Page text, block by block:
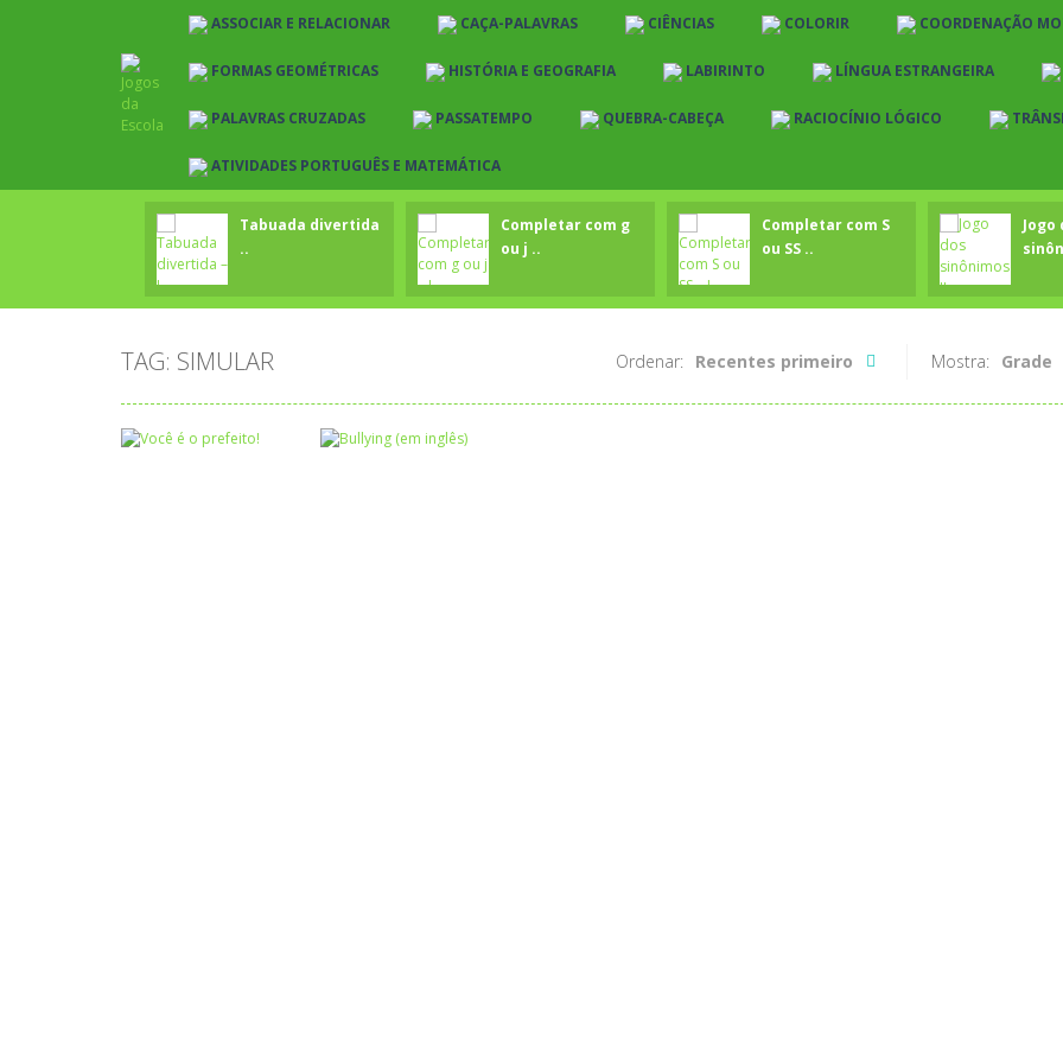
ASSOCIAR E RELACIONAR CAÇA-PALAVRAS CIÊNCIAS COLORIR COORDENAÇÃO
FORMAS GEOMÉTRICAS HISTÓRIA E GEOGRAFIA LABIRINTO LÍNGUA ESTRANGEIRA
PALAVRAS CRUZADAS PASSATEMPO QUEBRA-CABEÇA RACIOCÍNIO LÓGICO
ATIVIDADES PORTUGUÊS E MATEMÁTICA
Tabuada divertida
..
Completar com g
ou j ..
Completar com S
ou SS ..
Jogo
TAG: SIMULAR Mostra: Grade
Ordenar: Recentes primeiro